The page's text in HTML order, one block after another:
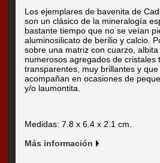
Los ejemplares de bavenita de
son un clásico de la mineralogía
bastante tiempo que no se veían
aluminosilicato de berilio y calcio.
sobre una matriz con cuarzo,
numerosos agregados de cristales
transparentes, muy brillantes y
acompañan en ocasiones de
y/o laumontita.
Medidas: 7.8 x 6.4 x 2.1 cm.
Más información